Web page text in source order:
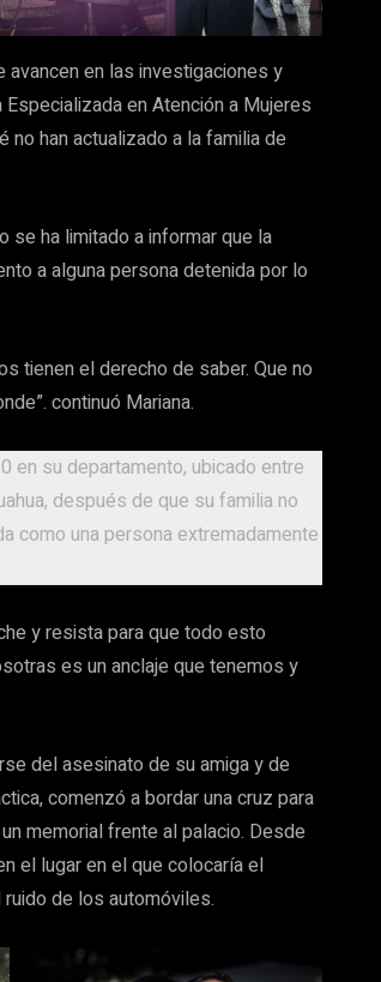
avancen en las investigaciones y
en Atención a Mujeres
han actualizado a la familia de
se ha limitado a informar que la
a alguna persona detenida por lo
tienen el derecho de saber. Que no
continuó Mariana.
en su departamento, ubicado entre
después de que su familia no
como una persona extremadamente
y resista para que todo esto
es un anclaje que tenemos y
del asesinato de su amiga y de
comenzó a bordar una cruz para
memorial frente al palacio. Desde
el lugar en el que colocaría el
de los automóviles.